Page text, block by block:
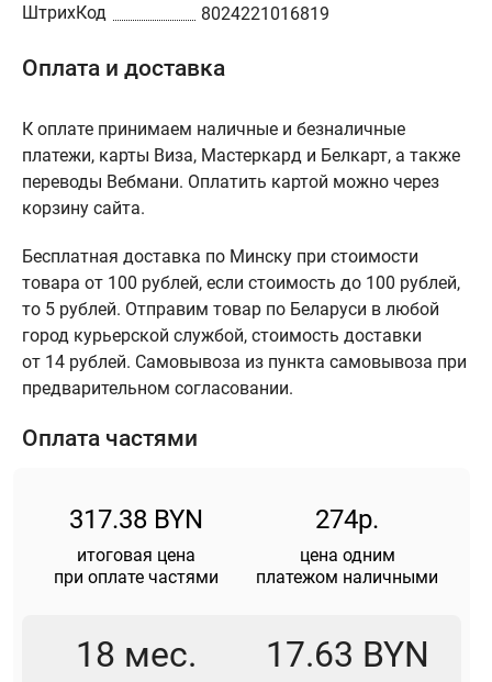
ШтрихКод
8024221016819
Оплата и доставка
К оплате принимаем наличные и безналичные
платежи, карты Виза, Мастеркард и Белкарт, а также
переводы Вебмани. Оплатить картой можно через
корзину сайта.
Бесплатная доставка по Минску при стоимости
товара от 100 рублей, если стоимость до 100 рублей,
то 5 рублей. Отправим товар по Беларуси в любой
город курьерской службой, стоимость доставки
от 14 рублей. Самовывоза из пункта самовывоза при
предварительном согласовании.
Оплата частями
317.38 BYN
итоговая цена
при оплате частями
274р.
цена одним
платежом наличными
18 мес. 17.63 BYN